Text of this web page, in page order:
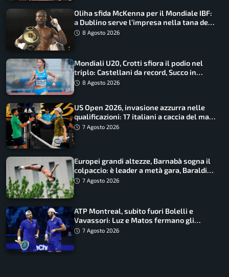
Oliha sfida McKenna per il Mondiale IBF:
a Dublino serve l’impresa nella tana del
lupo8 Agosto 2026
Mondiali U20, Crotti sfiora il podio nel
triplo: Castellani da record, Succo in
finale
8 Agosto 2026
US Open 2026, invasione azzurra nelle
qualificazioni: 17 italiani a caccia del main
draw7 Agosto 2026
Europei grandi altezze, Barnabà sogna il
colpaccio: è leader a metà gara, Baraldi
ancora in corsa
7 Agosto 2026
ATP Montreal, subito fuori Bolelli e
Vavassori: Luz e Matos fermano gli
azzurri
7 Agosto 2026